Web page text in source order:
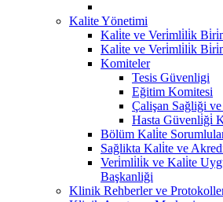
Kalite Yönetimi
Kali̇te ve Veri̇mli̇li̇k
Kali̇te ve Veri̇mli̇li̇k
Komiteler
Tesis Güvenligi
Eğitim Komitesi
Çalişan Sağliği
Hasta Güvenli̇ği̇
Bölüm Kali̇te
Sağlikta Kali̇te ve
Veri̇mli̇li̇k ve Kali̇te
Başkanliği
Klinik Rehberler ve